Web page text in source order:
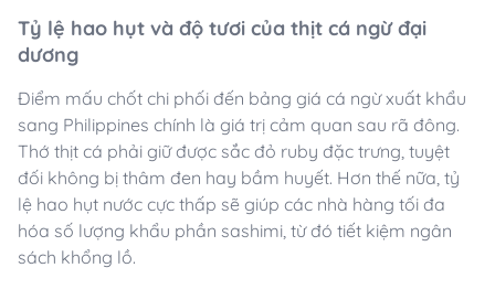
Tỷ lệ hao hụt và độ tươi của thịt cá ngừ đại
dương
Điểm mấu chốt chi phối đến bảng giá cá ngừ xuất khẩu
sang Philippines chính là giá trị cảm quan sau rã đông.
Thớ thịt cá phải giữ được sắc đỏ ruby đặc trưng, tuyệt
đối không bị thâm đen hay bầm huyết. Hơn thế nữa, tỷ
lệ hao hụt nước cực thấp sẽ giúp các nhà hàng tối đa
hóa số lượng khẩu phần sashimi, từ đó tiết kiệm ngân
sách khổng lồ.